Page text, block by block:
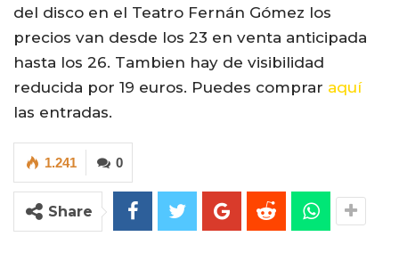
del disco en el Teatro Fernán Gómez los
precios van desde los 23 en venta anticipada
hasta los 26. Tambien hay de visibilidad
reducida por 19 euros. Puedes comprar aquí
las entradas.
0
1.241
Share